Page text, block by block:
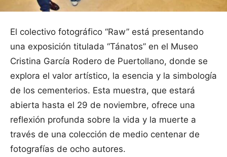
El colectivo fotográfico “Raw” está presentando
una exposición titulada “Tánatos” en el Museo
Cristina García Rodero de Puertollano, donde se
explora el valor artístico, la esencia y la simbología
de los cementerios. Esta muestra, que estará
abierta hasta el 29 de noviembre, ofrece una
reflexión profunda sobre la vida y la muerte a
través de una colección de medio centenar de
fotografías de ocho autores.